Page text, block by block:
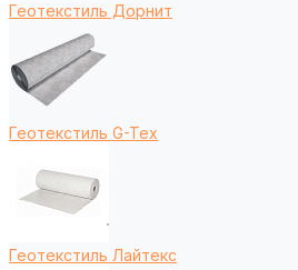
Геотекстиль Дорнит
Геотекстиль G-Tex
Геотекстиль Лайтекс